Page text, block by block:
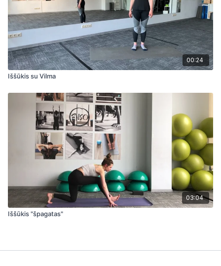
00:24
Iššūkis su Vilma
03:04
Iššūkis "špagatas"